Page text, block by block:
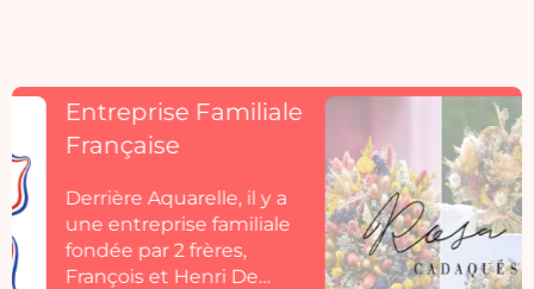
Découvrez
Rosacadaques
Découvrez la collection
de fleurs séchées
Aquarelle by
Rosacadaques.